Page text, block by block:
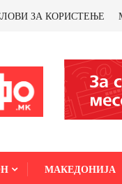
ЗА КОРИСТЕЊЕ
МАКЕДОНИЈА